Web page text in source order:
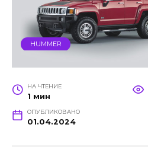
HUMMER
НА ЧТЕНИЕ
1 мин
ОПУБЛИКОВАНО
01.04.2024